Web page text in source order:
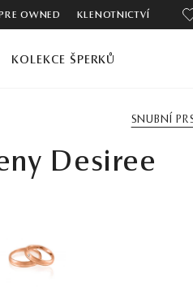
PRE OWNED KLENOTNICTVÍ
KOLEKCE ŠPERKŮ
SNUBNÍ
Desiree